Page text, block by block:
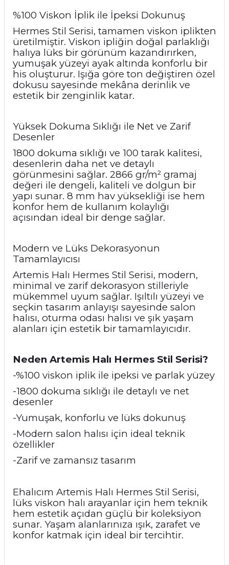
%100 Viskon İplik ile İpeksi Dokunuş
Hermes Stil Serisi, tamamen viskon iplikten
üretilmiştir. Viskon ipliğin doğal parlaklığı
halıya lüks bir görünüm kazandırırken,
yumuşak yüzeyi ayak altında konforlu bir
his oluşturur. Işığa göre ton değiştiren özel
dokusu sayesinde mekâna derinlik ve
estetik bir zenginlik katar.
Yüksek Dokuma Sıklığı ile Net ve Zarif
Desenler
1800 dokuma sıklığı ve 100 tarak kalitesi,
desenlerin daha net ve detaylı
görünmesini sağlar. 2866 gr/m² gramaj
değeri ile dengeli, kaliteli ve dolgun bir
yapı sunar. 8 mm hav yüksekliği ise hem
konfor hem de kullanım kolaylığı
açısından ideal bir denge sağlar.
Modern ve Lüks Dekorasyonun
Tamamlayıcısı
Artemis Halı Hermes Stil Serisi, modern,
minimal ve zarif dekorasyon stilleriyle
mükemmel uyum sağlar. Işıltılı yüzeyi ve
seçkin tasarım anlayışı sayesinde salon
halısı, oturma odası halısı ve şık yaşam
alanları için estetik bir tamamlayıcıdır.
Neden Artemis Halı Hermes Stil Serisi?
-%100 viskon iplik ile ipeksi ve parlak yüzey
-1800 dokuma sıklığı ile detaylı ve net
desenler
-Yumuşak, konforlu ve lüks dokunuş
-Modern salon halısı için ideal teknik
özellikler
-Zarif ve zamansız tasarım
Ehalıcım Artemis Halı Hermes Stil Serisi,
lüks viskon halı arayanlar için hem teknik
hem estetik açıdan güçlü bir koleksiyon
sunar. Yaşam alanlarınıza ışık, zarafet ve
konfor katmak için ideal bir tercihtir.